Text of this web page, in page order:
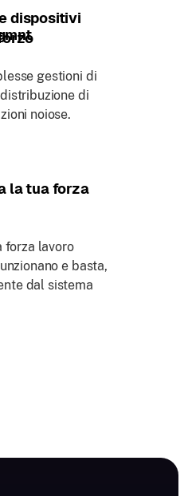
dispositivi
gestioni di
di
noiose.
la tua forza
forza lavoro
e basta,
dal sistema